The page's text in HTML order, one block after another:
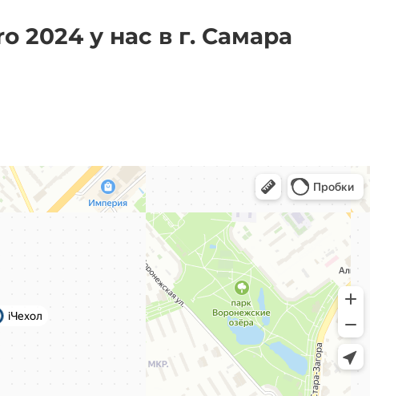
2024 у нас в г. Самара